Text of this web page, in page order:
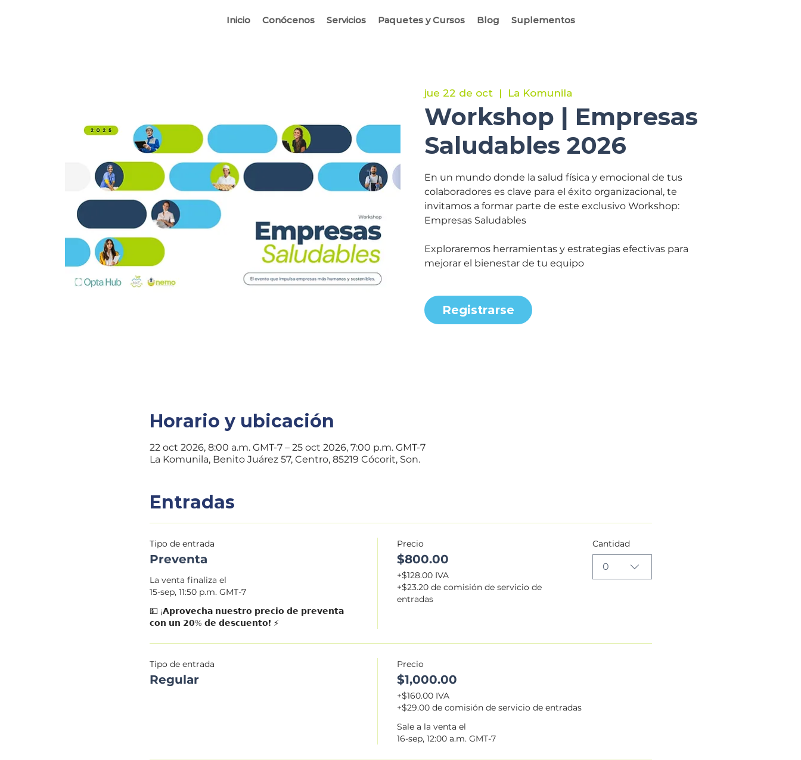
Inicio Conócenos Servicios Paquetes y Cursos Blog Suplementos
jue 22 de oct
  |
La Komunila
Workshop | Empresas
Saludables 2026
En un mundo donde la salud física y emocional de tus
colaboradores es clave para el éxito organizacional, te
invitamos a formar parte de este exclusivo Workshop:
Empresas Saludables
Exploraremos herramientas y estrategias efectivas para
mejorar el bienestar de tu equipo
Registrarse
Horario y ubicación
22 oct 2026, 8:00 a.m. GMT-7 – 25 oct 2026, 7:00 p.m. GMT-7
La Komunila, Benito Juárez 57, Centro, 85219 Cócorit, Son.
Entradas
Tipo de entrada
Preventa
La venta finaliza el
15-sep, 11:50 p.m. GMT-7
💵 ¡𝗔𝗽𝗿𝗼𝘃𝗲𝗰𝗵𝗮 𝗻𝘂𝗲𝘀𝘁𝗿𝗼 𝗽𝗿𝗲𝗰𝗶𝗼 𝗱𝗲 𝗽𝗿𝗲𝘃𝗲𝗻𝘁𝗮
𝗰𝗼𝗻 𝘂𝗻 𝟮𝟬% 𝗱𝗲 𝗱𝗲𝘀𝗰𝘂𝗲𝗻𝘁𝗼❗ ⚡️
Precio
$800.00
+$128.00 IVA
+$23.20 de comisión de servicio de
entradas
Cantidad
0
Tipo de entrada
Regular
Precio
$1,000.00
+$160.00 IVA
+$29.00 de comisión de servicio de entradas
Sale a la venta el
16-sep, 12:00 a.m. GMT-7